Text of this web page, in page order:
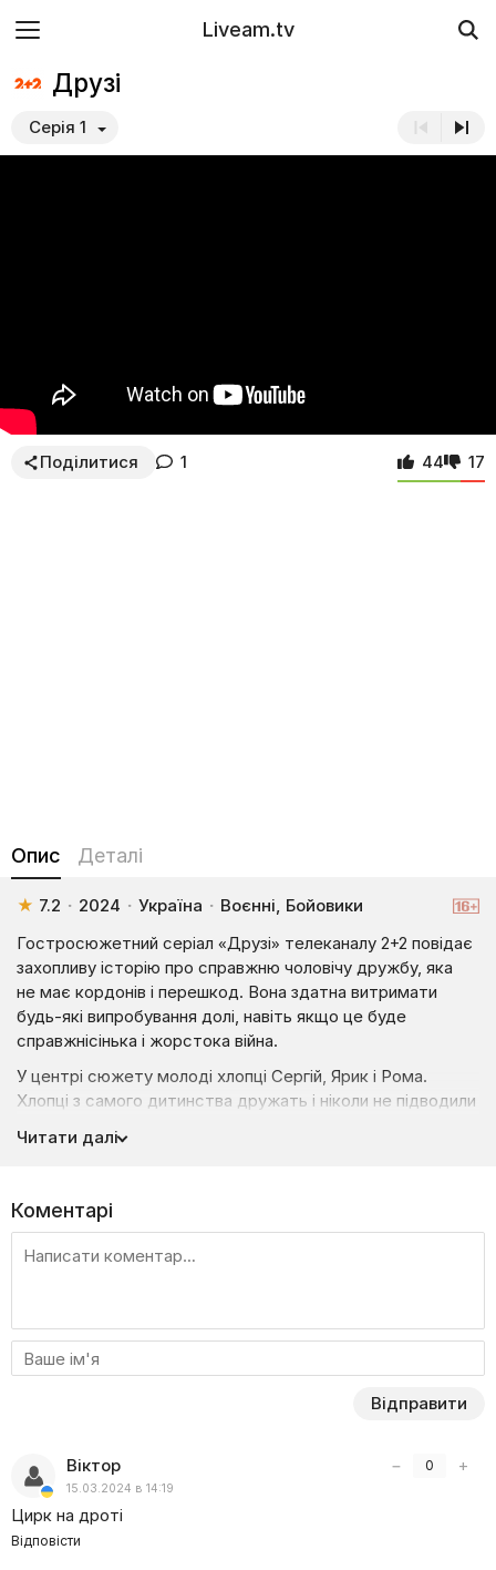
Liveam.tv
Друзі
Серія 1
Поділитися 1 44 17
Опис Деталі
★ 7.2 · 2024 · Україна · Воєнні, Бойовики
Гостросюжетний серіал «Друзі» телеканалу 2+2 повідає
захопливу історію про справжню чоловічу дружбу, яка
не має кордонів і перешкод. Вона здатна витримати
будь-які випробування долі, навіть якщо це буде
справжнісінька і жорстока війна.
У центрі сюжету молоді хлопці Сергій, Ярик і Рома.
Хлопці з самого дитинства дружать і ніколи не підводили
служить у лавах ЗСУ і перебуває на нулі. Напередодні
сюрприз другові і вирушають відвідати його в одній із
найгарячіших точок бойових дій.
Так, Сергій, Ярик і Роман вирушають у легковажну,
деокуповані села і веде безпосередньо в епіцентр подій
на фронті. Дорогою на передову герої потрапляють
у різні пригоди, які з кожним новим кілометром стають
дедалі небезпечнішими. Чоловіки відкривають для себе
назавжди.
Читати далі
Коментарі
Відправити
− 0 +
Віктор
15.03.2024 в 14:19
Цирк на дроті
Відповісти